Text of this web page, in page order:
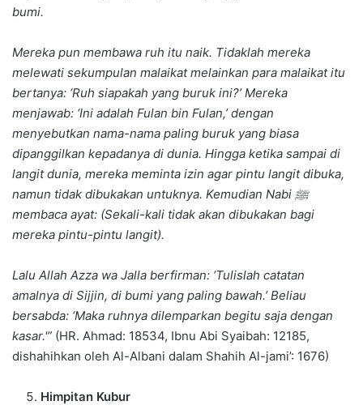
bumi.
Mereka pun membawa ruh itu naik. Tidaklah mereka
melewati sekumpulan malaikat melainkan para malaikat itu
bertanya: ‘Ruh siapakah yang buruk ini?’ Mereka
menjawab: ‘Ini adalah Fulan bin Fulan,’ dengan
menyebutkan nama-nama paling buruk yang biasa
dipanggilkan kepadanya di dunia. Hingga ketika sampai di
langit dunia, mereka meminta izin agar pintu langit dibuka,
namun tidak dibukakan untuknya. Kemudian Nabi ﷺ
membaca ayat: (Sekali-kali tidak akan dibukakan bagi
mereka pintu-pintu langit).
Lalu Allah Azza wa Jalla berfirman: ‘Tulislah catatan
amalnya di Sijjin, di bumi yang paling bawah.’ Beliau
bersabda: ‘Maka ruhnya dilemparkan begitu saja dengan
kasar.'” (HR. Ahmad: 18534, Ibnu Abi Syaibah: 12185,
dishahihkan oleh Al-Albani dalam Shahih Al-jami’: 1676)
Himpitan Kubur